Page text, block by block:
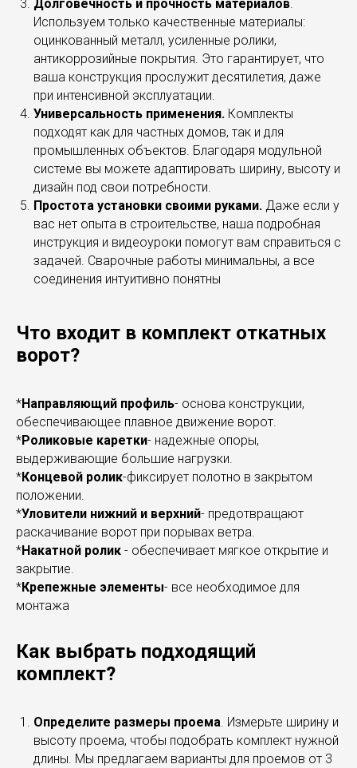
Долговечность и прочность материалов.
Используем только качественные материалы:
оцинкованный металл, усиленные ролики,
антикоррозийные покрытия. Это гарантирует, что
ваша конструкция прослужит десятилетия, даже
при интенсивной эксплуатации.
Универсальность применения. Комплекты
подходят как для частных домов, так и для
промышленных объектов. Благодаря модульной
системе вы можете адаптировать ширину, высоту и
дизайн под свои потребности.
Простота установки своими руками. Даже если у
вас нет опыта в строительстве, наша подробная
инструкция и видеоуроки помогут вам справиться с
задачей. Сварочные работы минимальны, а все
соединения интуитивно понятны
Что входит в комплект откатных
ворот?
*Направляющий профиль- основа конструкции,
обеспечивающее плавное движение ворот.
*Роликовые каретки- надежные опоры,
выдерживающие большие нагрузки.
*Концевой ролик-фиксирует полотно в закрытом
положении.
*Уловители нижний и верхний- предотвращают
раскачивание ворот при порывах ветра.
*Накатной ролик - обеспечивает мягкое открытие и
закрытие.
*Крепежные элементы- все необходимое для
монтажа
Как выбрать подходящий
комплект?
Определите размеры проема. Измерьте ширину и
высоту проема, чтобы подобрать комплект нужной
длины. Мы предлагаем варианты для проемов от 3